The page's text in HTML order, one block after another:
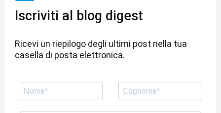
Iscriviti al blog digest
Ricevi un riepilogo degli ultimi post nella tua
casella di posta elettronica.